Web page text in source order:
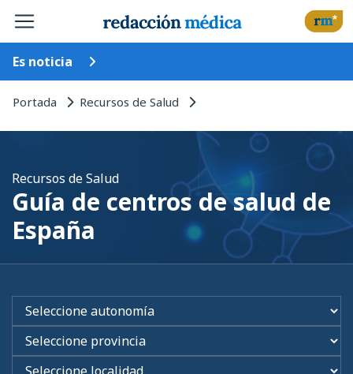
Es noticia
Portada Recursos de Salud
Recursos de Salud
Guía de centros de salud de
España